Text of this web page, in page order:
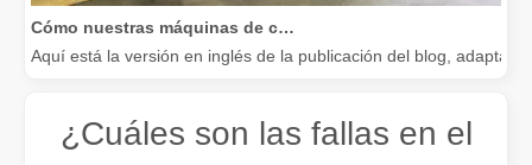
Cómo nuestras máquinas de corte por láser están fortaleciendo la fabricación mexicana
Aquí está la versión en inglés de la publicación del blog,
¿Cuáles son las fallas en el